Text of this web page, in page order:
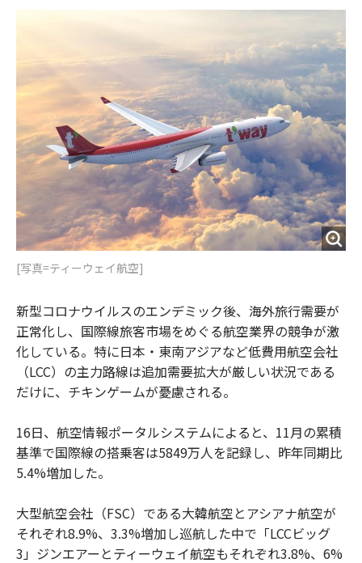
b
o
i
[写真=ティーウェイ航空]
新型コロナウイルスのエンデミック後、海外旅行需要が
正常化し、国際線旅客市場をめぐる航空業界の競争が激
化している。特に日本・東南アジアなど低費用航空会社
（LCC）の主力路線は追加需要拡大が厳しい状況である
だけに、チキンゲームが憂慮される。
16日、航空情報ポータルシステムによると、11月の累積
基準で国際線の搭乗客は5849万人を記録し、昨年同期比
5.4%増加した。
大型航空会社（FSC）である大韓航空とアシアナ航空が
それぞれ8.9%、3.3%増加し巡航した中で「LCCビッグ
3」ジンエアーとティーウェイ航空もそれぞれ3.8%、6%